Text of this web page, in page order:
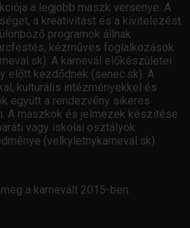
a legjobb maszk versenye. A
a kreativitást és a kivitelezést.
programok állnak
kézműves foglalkozások
A karnevál előkészületei
előtt kezdődnek (senec.sk). A
kulturális intézményekkel és
együtt a rendezvény sikeres
A maszkok és jelmezek készítése
vagy iskolai osztályok
(velkyletnykarneval.sk).
a karnevált 2015-ben.